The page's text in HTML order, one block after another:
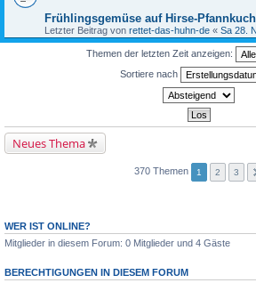
Frühlingsgemüse auf Hirse-
Letzter Beitrag von rettet-das-huhn-de « Sa 28.
Themen der letzten Zeit anzeigen:
Sortiere nach
Neues Thema
370 Themen 1 2 3
WER IST ONLINE?
Mitglieder in diesem Forum: 0 Mitglieder und 4 Gäste
BERECHTIGUNGEN IN DIESEM FORUM